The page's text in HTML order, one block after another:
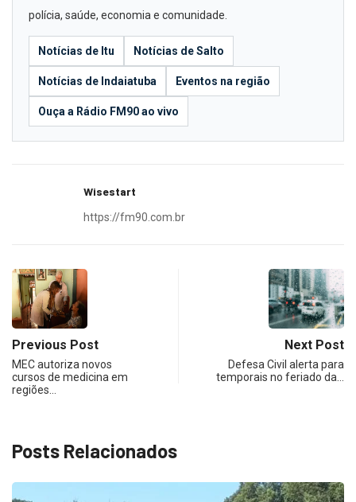
polícia, saúde, economia e comunidade.
Notícias de Itu Notícias de Salto
Notícias de Indaiatuba Eventos na região
Ouça a Rádio FM90 ao vivo
Wisestart
https://fm90.com.br
Previous Post
MEC autoriza novos
cursos de medicina em
regiões…
Next Post
Defesa Civil alerta para
temporais no feriado da…
Posts Relacionados